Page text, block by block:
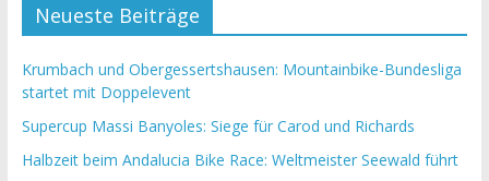
Neueste Beiträge
Krumbach und Obergessertshausen: Mountainbike-Bundesliga
startet mit Doppelevent
Supercup Massi Banyoles: Siege für Carod und Richards
Halbzeit beim Andalucia Bike Race: Weltmeister Seewald führt